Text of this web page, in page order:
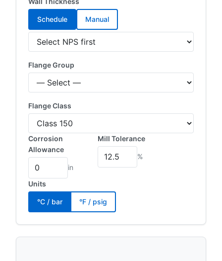
Schedule Manual
Flange Group
Flange Class
Corrosion
Allowance
in
Mill Tolerance
%
Units
°C / bar °F / psig